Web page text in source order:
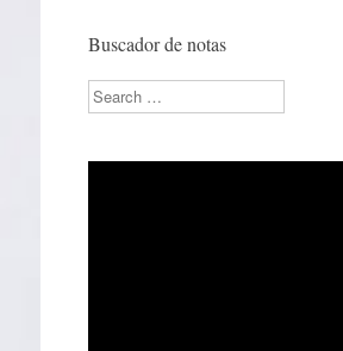
Buscador de notas
Search